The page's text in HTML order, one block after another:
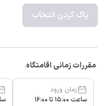
پاک کردن انتخاب
مقررات زمانی اقامتگاه
زمان ورود
ساعت 15:00 تا 16:00